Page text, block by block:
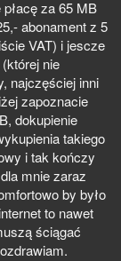
za 65 MB
abonament z 5
VAT) i jescze
nie
najczęściej inni
zapoznacie
dokupienie
takiego
i tak kończy
mnie zaraz
by było
to nawet
ściągać